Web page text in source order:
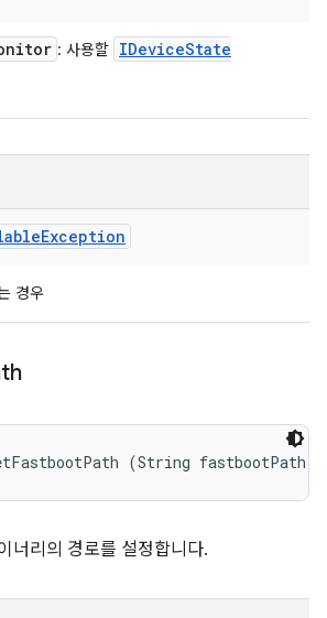
: 사용할 IDeviceState
Exception
경우
(String fastbootPath)
너리의 경로를 설정합니다.